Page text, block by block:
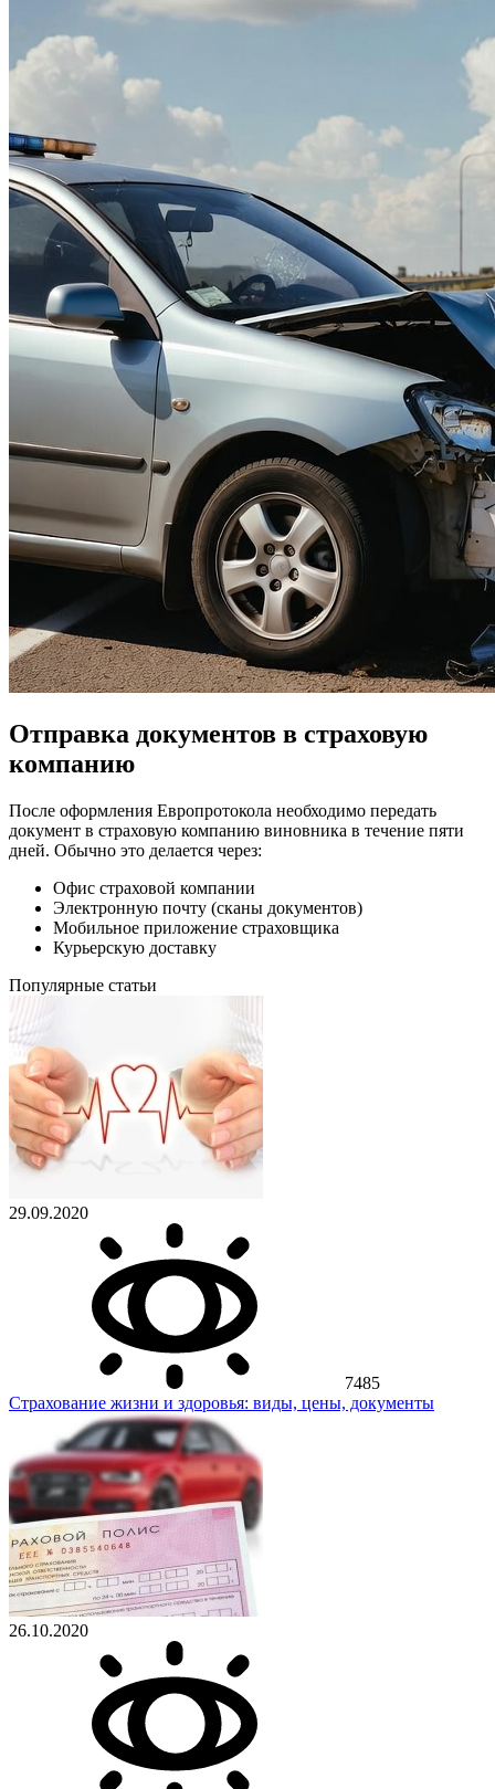
Отправка документов в страховую
компанию
После оформления Европротокола необходимо передать
документ в страховую компанию виновника в течение пяти
дней. Обычно это делается через:
Офис страховой компании
Электронную почту (сканы документов)
Мобильное приложение страховщика
Курьерскую доставку
Популярные статьи
29.09.2020
7485
Страхование жизни и здоровья: виды, цены, документы
26.10.2020